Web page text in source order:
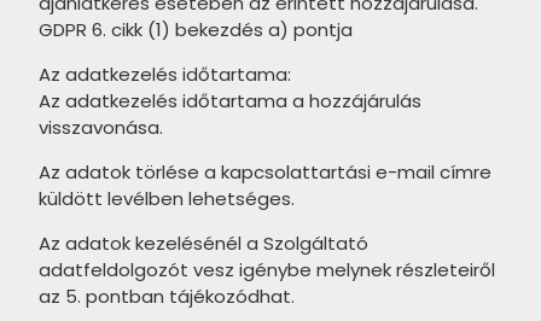
PARADYZ Fuentes termékcsalád
PARADYZ Puris termékcsalád
PARADYZ Urban Colours
termékcsalád
TAU Bianchi termékcsalád
TAU Mailocia termékcsalád
TAU Chanel termékcsalád
MAINZU Murales Optym
termékcsalád
MAINZU Florentine termékcsalád
MAINZU Greece termékcsalád
MAINZU Halo termékcsalád
MAINZU Mikron termékcsalád
GDPR 6. cikk (1) bekezdés a) pontja
Az adatkezelés időtartama:
Az adatkezelés időtartama a hozzájárulás
visszavonása.
Az adatok törlése a kapcsolattartási e-mail címre
küldött levélben lehetséges.
Az adatok kezelésénél a Szolgáltató
adatfeldolgozót vesz igénybe melynek részleteiről
az 5. pontban tájékozódhat.